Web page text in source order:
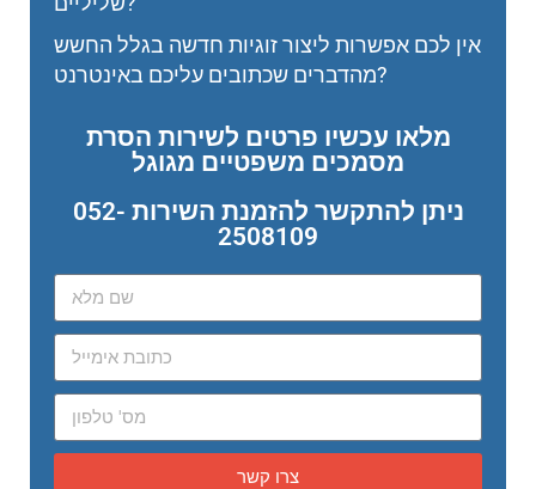
אין לכם אפשרות ליצור זוגיות חדשה בגלל החשש
מהדברים שכתובים עליכם באינטרנט?
מלאו עכשיו פרטים לשירות הסרת
מסמכים משפטיים מגוגל
ניתן להתקשר להזמנת השירות 052-
2508109
צרו קשר